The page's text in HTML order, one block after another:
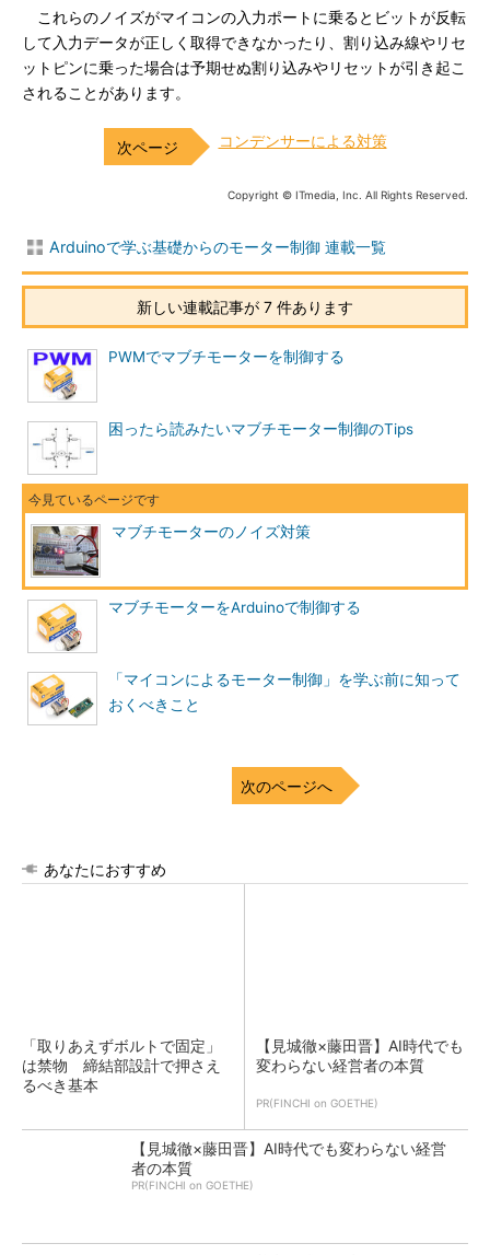
これらのノイズがマイコンの入力ポートに乗るとビットが反転
して入力データが正しく取得できなかったり、割り込み線やリセ
ットピンに乗った場合は予期せぬ割り込みやリセットが引き起こ
されることがあります。
コンデンサーによる対策
Copyright © ITmedia, Inc. All Rights Reserved.
Arduinoで学ぶ基礎からのモーター制御 連載一覧
新しい連載記事が 7 件あります
PWMでマブチモーターを制御する
困ったら読みたいマブチモーター制御のTips
マブチモーターのノイズ対策
マブチモーターをArduinoで制御する
「マイコンによるモーター制御」を学ぶ前に知って
おくべきこと
次のページへ
あなたにおすすめ
「取りあえずボルトで固定」
は禁物 締結部設計で押さえ
るべき基本
【見城徹×藤田晋】AI時代でも
変わらない経営者の本質
PR(FINCHI on GOETHE)
【見城徹×藤田晋】AI時代でも変わらない経営
者の本質
PR(FINCHI on GOETHE)